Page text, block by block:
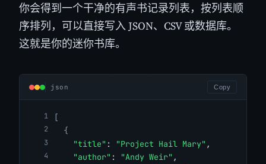
你会得到一个干净的有声书记录列表，按列表顺
序排列，可以直接写入 JSON、CSV 或数据库。
这就是你的迷你书库。
json Copy
[
{
"title" : "Project Hail Mary" ,
"author" : "Andy Weir" ,